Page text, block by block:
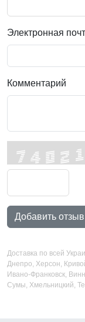
Электронная
Комментарий
Добавить отзыв
Доставка по всей
Днепро, Херсон,
Ивано-Франковск,
Сумы, Хмельницкий,